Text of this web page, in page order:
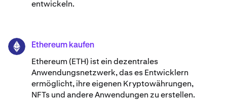
entwickeln.
ETH Ethereum kaufen
Ethereum (ETH) ist ein dezentrales
Anwendungsnetzwerk, das es Entwicklern
ermöglicht, ihre eigenen Kryptowährungen,
NFTs und andere Anwendungen zu erstellen.